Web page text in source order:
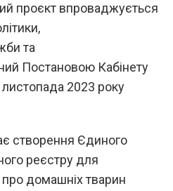
проєкт впроваджується
та
Постановою Кабінету
листопада 2023 року
створення Єдиного
реєстру для
домашніх тварин